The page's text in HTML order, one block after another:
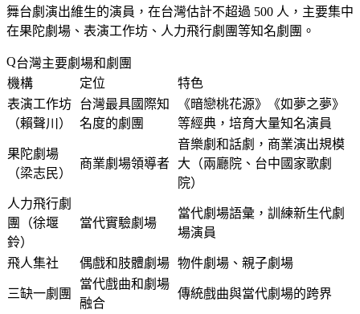
舞台劇演出維生的演員，在台灣估計不超過 500 人，主要集中
在果陀劇場、表演工作坊、人力飛行劇團等知名劇團。
台灣主要劇場和劇團
機構
定位
特色
表演工作坊
（賴聲川）
台灣最具國際知
名度的劇團
《暗戀桃花源》《如夢之夢》
等經典，培育大量知名演員
果陀劇場
（梁志民）
商業劇場領導者
音樂劇和話劇，商業演出規模
大（兩廳院、台中國家歌劇
院）
人力飛行劇
團（徐堰
鈴）
當代實驗劇場
當代劇場語彙，訓練新生代劇
場演員
飛人集社 偶戲和肢體劇場 物件劇場、親子劇場
三缺一劇團
當代戲曲和劇場
融合
傳統戲曲與當代劇場的跨界